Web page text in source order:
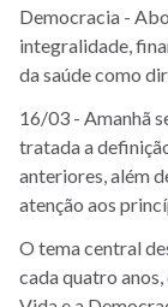
Democracia -
integralidade,
da saúde como
16/03 - Amanhã
tratada a
anteriores, além
atenção aos
O tema central
cada quatro